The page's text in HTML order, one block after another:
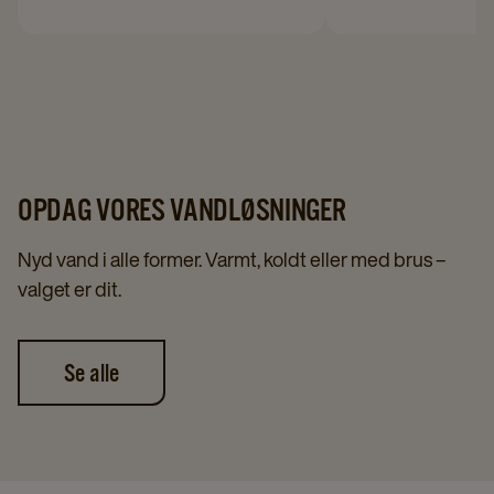
OPDAG VORES VANDLØSNINGER
Nyd vand i alle former. Varmt, koldt eller med brus –
valget er dit.
Se alle